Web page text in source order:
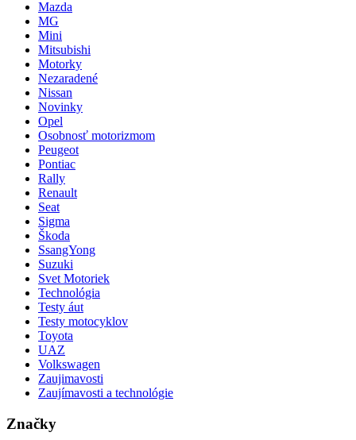
Mazda
MG
Mini
Mitsubishi
Motorky
Nezaradené
Nissan
Novinky
Opel
Osobnosť motorizmom
Peugeot
Pontiac
Rally
Renault
Seat
Sigma
Škoda
SsangYong
Suzuki
Svet Motoriek
Technológia
Testy áut
Testy motocyklov
Toyota
UAZ
Volkswagen
Zaujimavosti
Zaujímavosti a technológie
Značky